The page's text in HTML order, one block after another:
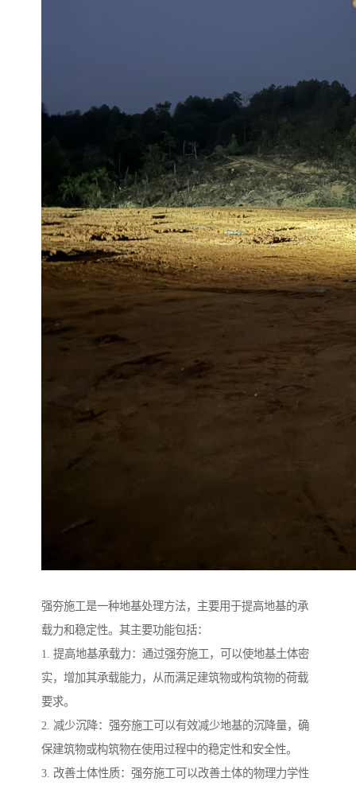
强夯施工是一种地基处理方法，主要用于提高地基的承
载力和稳定性。其主要功能包括：
1. 提高地基承载力：通过强夯施工，可以使地基土体密
实，增加其承载能力，从而满足建筑物或构筑物的荷载
要求。
2. 减少沉降：强夯施工可以有效减少地基的沉降量，确
保建筑物或构筑物在使用过程中的稳定性和安全性。
3. 改善土体性质：强夯施工可以改善土体的物理力学性